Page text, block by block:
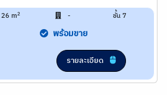
26 m2 - ชั้น 7
พร้อมขาย
รายละเอียด